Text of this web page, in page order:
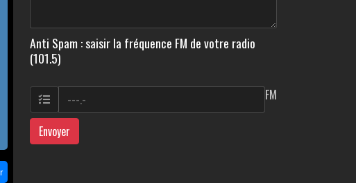
Anti Spam : saisir la fréquence FM de votre radio
(101.5)
FM
Envoyer